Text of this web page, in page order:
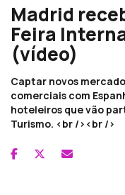
Madrid
Feira
(vídeo)
Captar novos
comerciais com
hoteleiros que vão
Turismo. <br /><br />